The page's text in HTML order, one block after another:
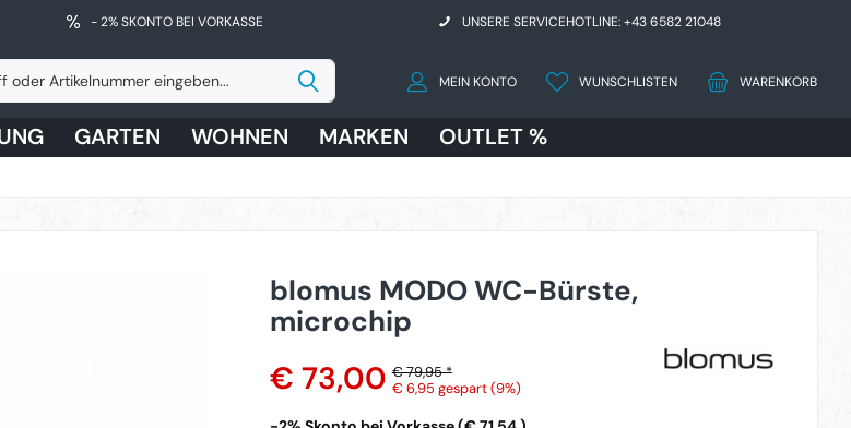
- 2% SKONTO BEI VORKASSE UNSERE SERVICEHOTLINE: +43 6582 21048
WARENKORB
WUNSCHLISTEN
MEIN KONTO
GARTEN WOHNEN MARKEN OUTLET %
blomus MODO WC-Bürste,
microchip
€ 73,00 € 79,95 *
€ 6,95 gespart (9%)